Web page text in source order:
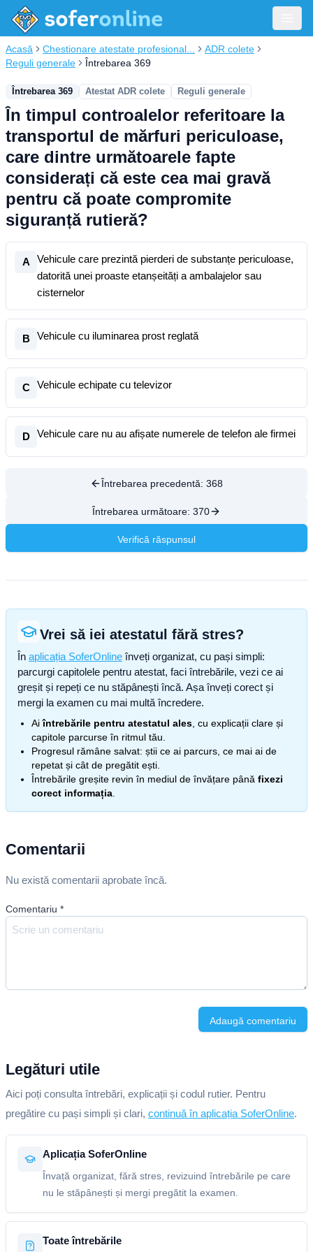
Acasă Chestionare atestate profesional...
ADR colete
Reguli generale
Întrebarea 369
Întrebarea 369 Atestat ADR colete Reguli generale
În timpul controalelor referitoare la
transportul de mărfuri periculoase,
care dintre următoarele fapte
considerați că este cea mai gravă
pentru că poate compromite
siguranță rutieră?
A
Vehicule care prezintă pierderi de substanțe periculoase,
datorită unei proaste etanșeități a ambalajelor sau
cisternelor
B Vehicule cu iluminarea prost reglată
C Vehicule echipate cu televizor
D Vehicule care nu au afișate numerele de telefon ale firmei
Întrebarea precedentă: 368
Întrebarea următoare: 370
Verifică răspunsul
Vrei să iei atestatul fără stres?
În aplicația SoferOnline înveți organizat, cu pași simpli:
parcurgi capitolele pentru atestat, faci întrebările, vezi ce ai
greșit și repeți ce nu stăpânești încă. Așa înveți corect și
mergi la examen cu mai multă încredere.
Aiîntrebările pentru atestatul ales , cu explicații clare și
capitole parcurse în ritmul tău.
Progresul rămâne salvat: știi ce ai parcurs, ce mai ai de
repetat și cât de pregătit ești.
Întrebările greșite revin în mediul de învățare până fixezi
corect informația
Comentarii
Nu există comentarii aprobate încă.
Comentariu *
Adaugă comentariu
Legături utile
Aici poți consulta întrebări, explicații și codul rutier. Pentru
pregătire cu pași simpli și clari, continuă în aplicația SoferOnline.
Aplicația SoferOnline
Învață organizat, fără stres, revizuind întrebările pe care
nu le stăpânești și mergi pregătit la examen.
Toate întrebările